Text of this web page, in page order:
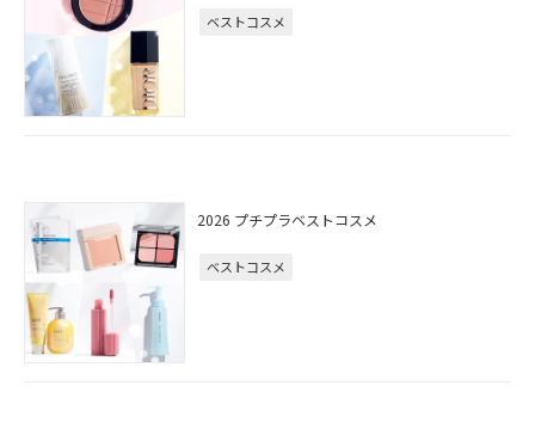
ベストコスメ
2026 プチプラベストコスメ
ベストコスメ